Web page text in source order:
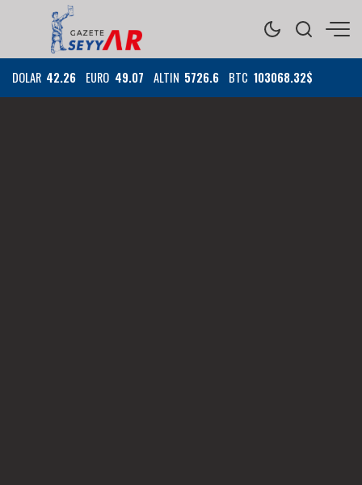
DOLAR 42.26 EURO 49.07 ALTIN 5726.6 BTC 103068.32$